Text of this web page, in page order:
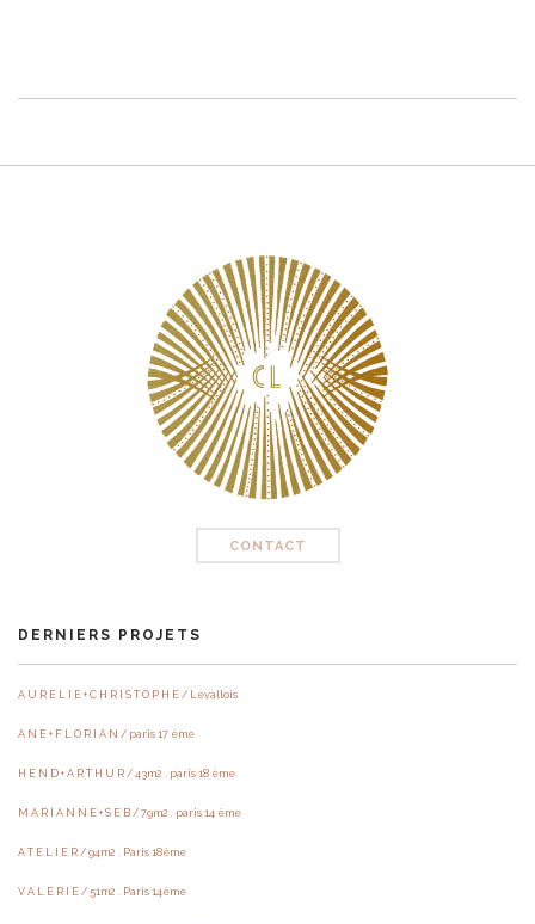
CONTACT
DERNIERS PROJETS
A U R E L I E + C H R I S T O P H E / Levallois
A N E + F L O R I A N / paris 17 ème
H E N D + A R T H U R / 43m2 . paris 18 ème
M A R I A N N E + S E B / 79m2 . paris 14 ème
A T E L I E R / 94m2 . Paris 18ème
V A L E R I E / 51m2 . Paris 14ème